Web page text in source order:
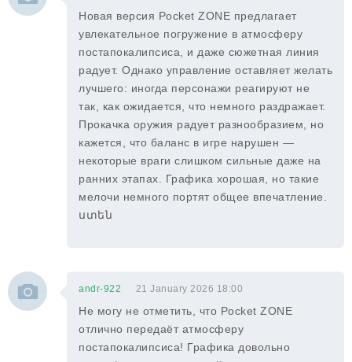
Новая версия Pocket ZONE предлагает
увлекательное погружение в атмосферу
постапокалипсиса, и даже сюжетная линия
радует. Однако управление оставляет желать
лучшего: иногда персонажи реагируют не
так, как ожидается, что немного раздражает.
Прокачка оружия радует разнообразием, но
кажется, что баланс в игре нарушен —
некоторые враги слишком сильные даже на
ранних этапах. Графика хорошая, но такие
мелочи немного портят общее впечатление.
ստեն
andr-922 21 January 2026 18:00
Не могу не отметить, что Pocket ZONE
отлично передаёт атмосферу
постапокалипсиса! Графика довольно